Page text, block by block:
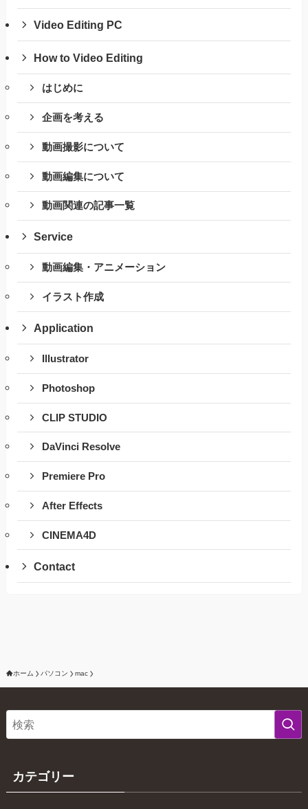
Video Editing PC
How to Video Editing
はじめに
企画を考える
動画撮影について
動画編集について
動画関連の記事一覧
Service
動画編集・アニメーション
イラスト作成
Application
Illustrator
Photoshop
CLIP STUDIO
DaVinci Resolve
Premiere Pro
After Effects
CINEMA4D
Contact
ホーム パソコン mac
カテゴリー